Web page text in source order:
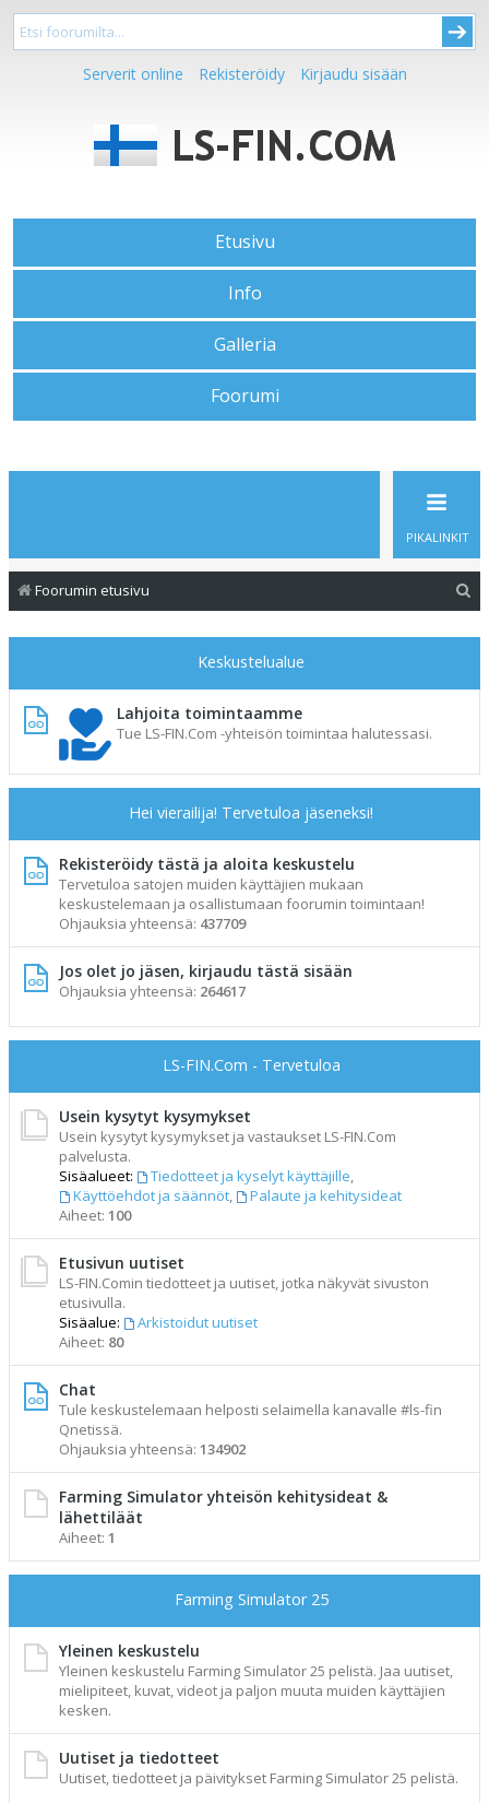
Serverit online Rekisteröidy Kirjaudu sisään
Etusivu
Info
Galleria
Foorumi
PIKALINKIT
Foorumin etusivu
Keskustelualue
Lahjoita toimintaamme
Tue LS-FIN.Com -yhteisön toimintaa halutessasi.
Hei vierailija! Tervetuloa jäseneksi!
Rekisteröidy tästä ja aloita keskustelu
Tervetuloa satojen muiden käyttäjien mukaan
keskustelemaan ja osallistumaan foorumin toimintaan!
Ohjauksia yhteensä: 437709
Jos olet jo jäsen, kirjaudu tästä sisään
Ohjauksia yhteensä: 264617
LS-FIN.Com - Tervetuloa
Usein kysytyt kysymykset
Usein kysytyt kysymykset ja vastaukset LS-FIN.Com
palvelusta.
Sisäalueet:
Tiedotteet ja kyselyt käyttäjille,
Käyttöehdot ja säännöt,
Palaute ja kehitysideat
Aiheet: 100
Etusivun uutiset
LS-FIN.Comin tiedotteet ja uutiset, jotka näkyvät sivuston
etusivulla.
Sisäalue:
Arkistoidut uutiset
Aiheet: 80
Chat
Tule keskustelemaan helposti selaimella kanavalle #ls-fin
Qnetissä.
Ohjauksia yhteensä: 134902
Farming Simulator yhteisön kehitysideat &
lähettiläät
Aiheet: 1
Farming Simulator 25
Yleinen keskustelu
Yleinen keskustelu Farming Simulator 25 pelistä. Jaa uutiset,
mielipiteet, kuvat, videot ja paljon muuta muiden käyttäjien
kesken.
Uutiset ja tiedotteet
Uutiset, tiedotteet ja päivitykset Farming Simulator 25 pelistä.